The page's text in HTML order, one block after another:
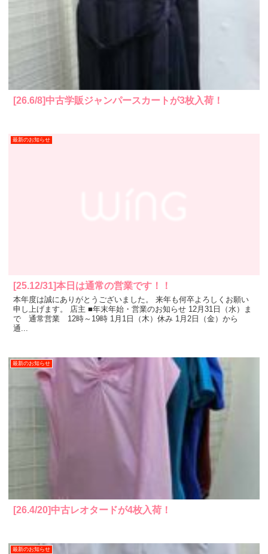
[26.6/8]中古学販ジャンパースカートが3枚入荷！
最新のお知らせ
[25.12/31]本日は通常の営業です！！
本年度は誠にありがとうございました。 来年も何卒よろしくお願い
申し上げます。 店主 ■年末年始・営業のお知らせ 12月31日（水）ま
で 通常営業 12時～19時 1月1日（木）休み 1月2日（金）から
通...
最新のお知らせ
[26.4/20]中古レオタードが4枚入荷！
最新のお知らせ